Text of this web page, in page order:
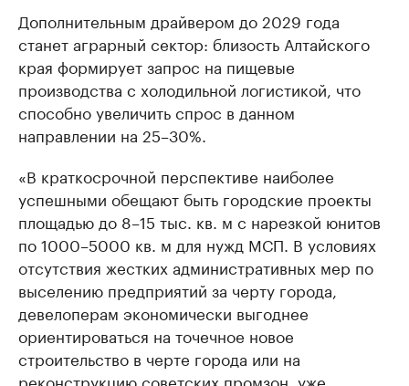
Дополнительным драйвером до 2029 года
станет аграрный сектор: близость Алтайского
края формирует запрос на пищевые
производства с холодильной логистикой, что
способно увеличить спрос в данном
направлении на 25–30%.
«В краткосрочной перспективе наиболее
успешными обещают быть городские проекты
площадью до 8–15 тыс. кв. м с нарезкой юнитов
по 1000–5000 кв. м для нужд МСП. В условиях
отсутствия жестких административных мер по
выселению предприятий за черту города,
девелоперам экономически выгоднее
ориентироваться на точечное новое
строительство в черте города или на
реконструкцию советских промзон, уже